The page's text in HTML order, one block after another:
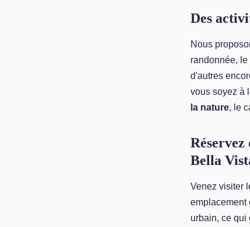
Des
Nous
randonnée,
d'autres
vous soyez à
la nature, le
Bella
Venez visiter
emplacement
urbain, ce qui